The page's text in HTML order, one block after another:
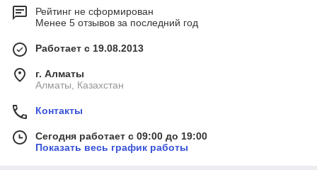
Рейтинг не сформирован
Менее 5 отзывов за последний год
Работает с 19.08.2013
г. Алматы
Алматы, Казахстан
Контакты
Сегодня работает с 09:00 до 19:00
Показать весь график работы